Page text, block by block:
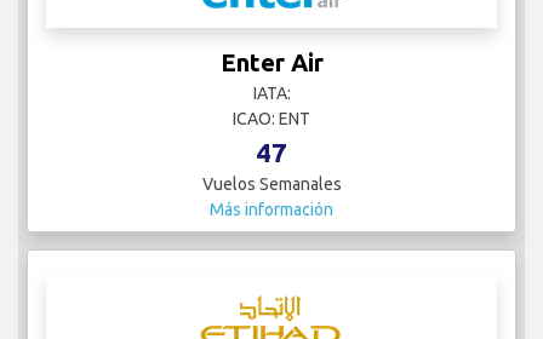
Enter Air
IATA:
ICAO: ENT
47
Vuelos Semanales
Más información